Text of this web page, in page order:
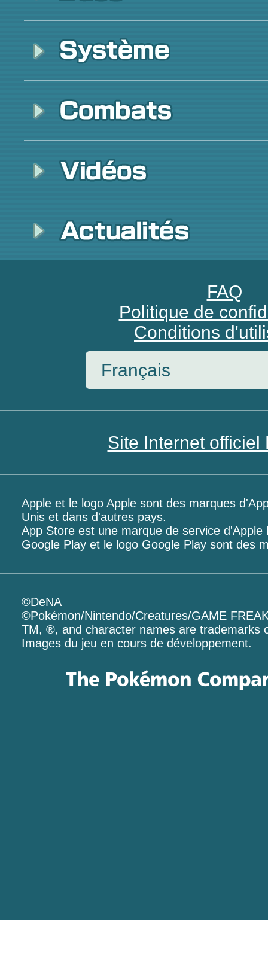
FAQ
Politique de
Conditions
Site Internet officiel
Apple et le logo Apple sont des marques
Unis et dans d'autres pays.
App Store est une marque de service d'Apple
Google Play et le logo Google Play sont des
©DeNA
©Pokémon/Nintendo/Creatures/GAME
TM, ®, and character names are trademarks
Images du jeu en cours de développement.